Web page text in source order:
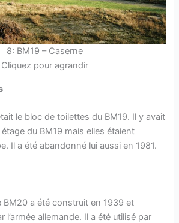
8: BM19 – Caserne
Cliquez pour agrandir
le bloc de toilettes du BM19. Il y avait
du BM19 mais elles étaient
Il a été abandonné lui aussi en 1981.
BM20 a été construit en 1939 et
l’armée allemande. Il a été utilisé par